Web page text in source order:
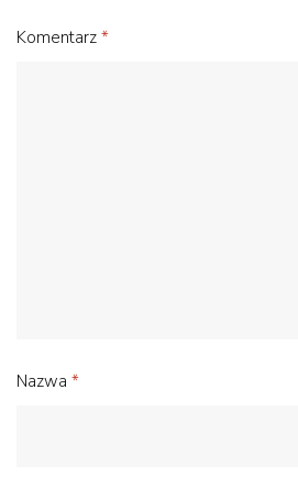
Komentarz *
Nazwa *